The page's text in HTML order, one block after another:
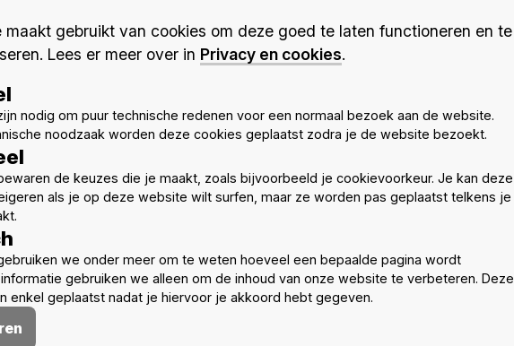
maakt gebruikt van cookies om deze goed te laten functioneren en te
Lees er meer over in Privacy en cookies.
nodig om puur technische redenen voor een normaal bezoek aan de website.
noodzaak worden deze cookies geplaatst zodra je de website bezoekt.
de keuzes die je maakt, zoals bijvoorbeeld je cookievoorkeur. Je kan deze
als je op deze website wilt surfen, maar ze worden pas geplaatst telkens je
we onder meer om te weten hoeveel een bepaalde pagina wordt
gebruiken we alleen om de inhoud van onze website te verbeteren. Deze
enkel geplaatst nadat je hiervoor je akkoord hebt gegeven.